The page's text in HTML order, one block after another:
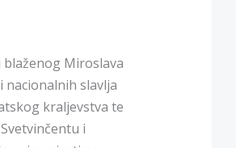
blaženog Miroslava
nacionalnih slavlja
kraljevstva te
i